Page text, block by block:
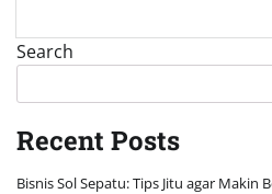
Search
Recent Posts
Bisnis Sol Sepatu: Tips Jitu agar Makin